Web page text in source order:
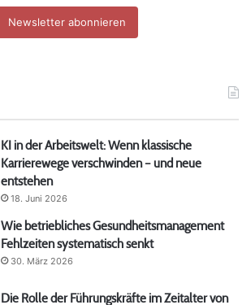
Newsletter abonnieren
KI in der Arbeitswelt: Wenn klassische
Karrierewege verschwinden – und neue
entstehen
18. Juni 2026
Wie betriebliches Gesundheitsmanagement
Fehlzeiten systematisch senkt
30. März 2026
Die Rolle der Führungskräfte im Zeitalter von